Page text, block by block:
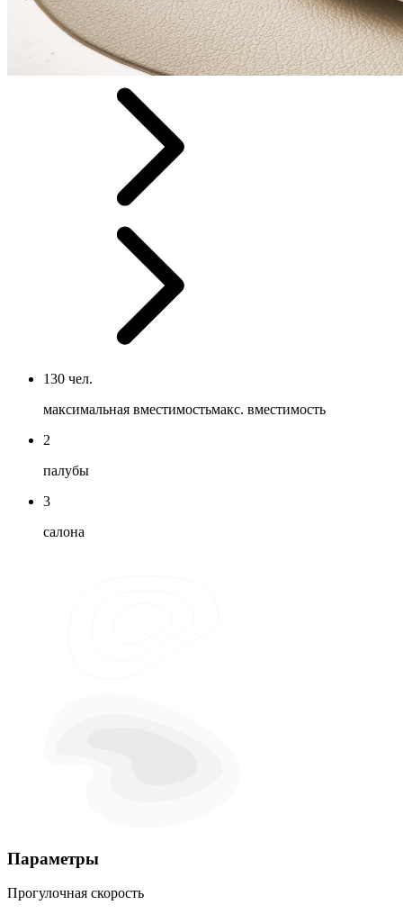
130 чел.
максимальная вместимостьмакс. вместимость
2
палубы
3
салона
Параметры
Прогулочная скорость